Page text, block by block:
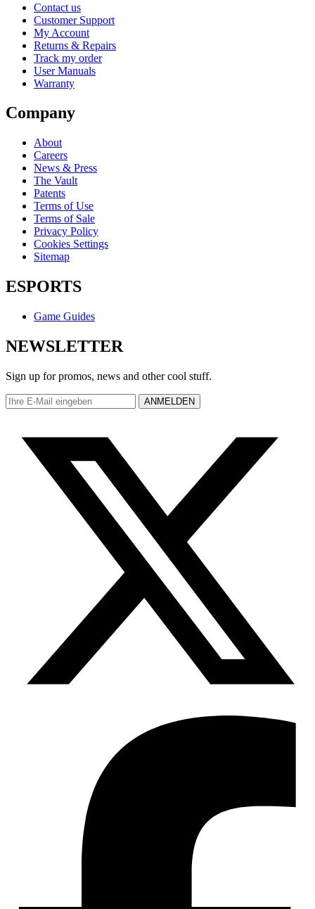
Contact us
Customer Support
My Account
Returns & Repairs
Track my order
User Manuals
Warranty
Company
About
Careers
News & Press
The Vault
Patents
Terms of Use
Terms of Sale
Privacy Policy
Cookies Settings
Sitemap
ESPORTS
Game Guides
NEWSLETTER
Sign up for promos, news and other cool stuff.